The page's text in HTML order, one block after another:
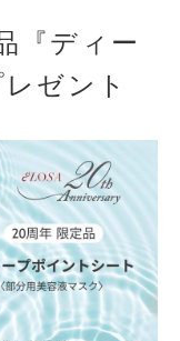
『ディー
ゼント